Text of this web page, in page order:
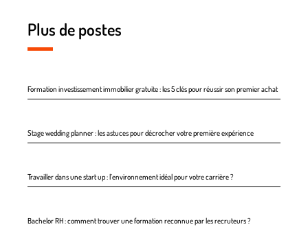
Plus de postes
Formation investissement immobilier gratuite : les 5 clés pour réussir son premier achat
Stage wedding planner : les astuces pour décrocher votre première expérience
Travailler dans une start up : l’environnement idéal pour votre carrière ?
Bachelor RH : comment trouver une formation reconnue par les recruteurs ?